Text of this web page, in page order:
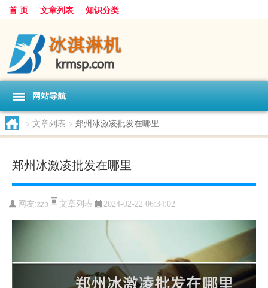
首 页 文章列表 知识分类
网站导航
> 文章列表 > 郑州冰激凌批发在哪里
郑州冰激凌批发在哪里
网友:zzb 文章列表 2024-02-22 06:34:02